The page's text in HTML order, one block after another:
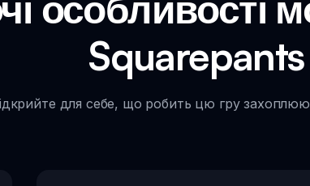
Squarepants
для себе, що робить цю гру